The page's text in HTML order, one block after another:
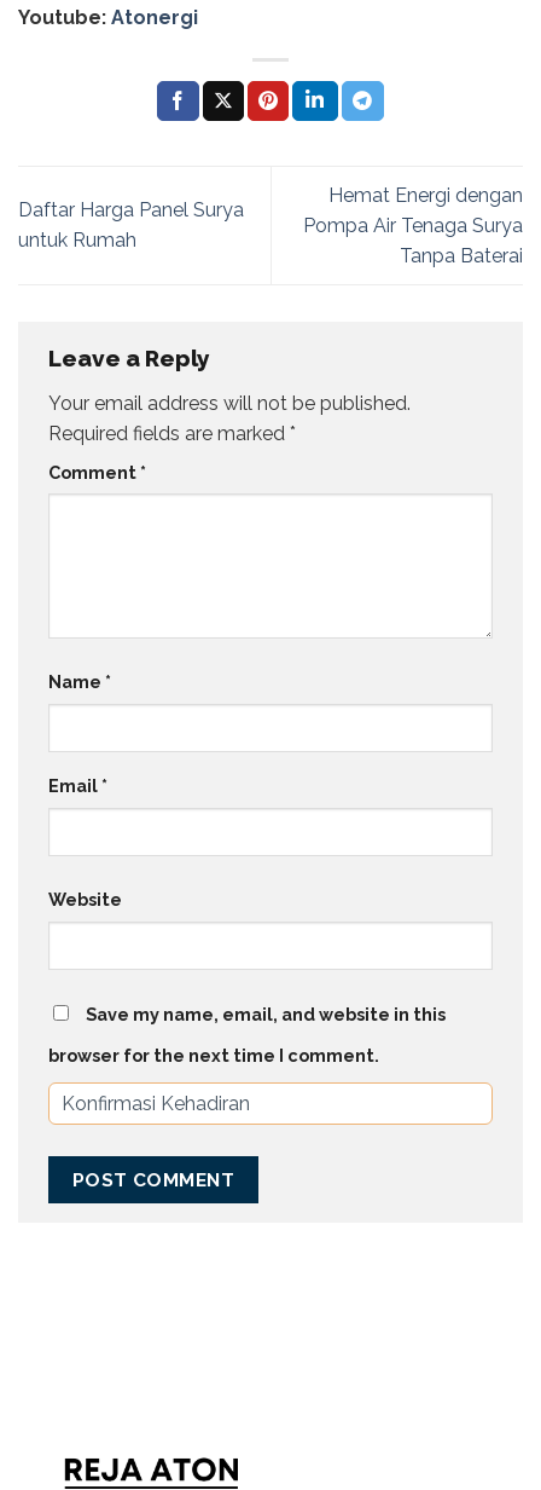
Youtube: Atonergi
Daftar Harga Panel Surya
untuk Rumah
Hemat Energi dengan
Pompa Air Tenaga Surya
Tanpa Baterai
Leave a Reply
Your email address will not be published.
Required fields are marked *
Comment *
Name *
Email *
Website
Save my name, email, and website in this
browser for the next time I comment.